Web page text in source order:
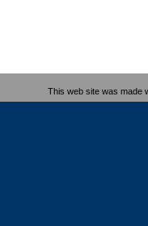
This web site was made